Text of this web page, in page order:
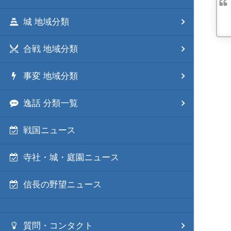
城 地域分類
合戦 地域分類
事変 地域分類
逸話 分類一覧
戦国ニュース
寺社・城・庭園ニュース
信長の野望ニュース
質問・コンタクト